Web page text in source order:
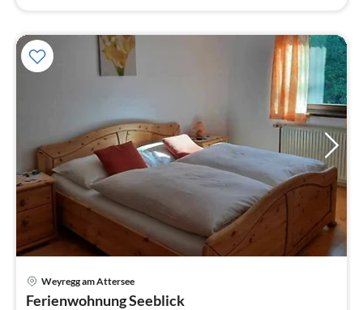
Weyregg am Attersee
Ferienwohnung Seeblick